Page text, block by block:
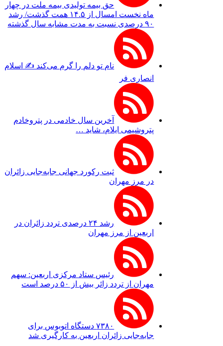
حق بیمه تولیدی بیمه ملت در چهار
ماه نخست امسال از ۱۴.۵ همت گذشت/ رشد
۹۰ درصدی نسبت به مدت مشابه سال گذشته
نام تو دلم را گرم می‌کند ✍️ اسلام
انصاری فر
آخرین سال خادمی در پتروخادم
پتروشیمی ایلام، شاید …
ثبت رکورد جهانی جابه‌جایی زائران
در مرز مهران
رشد ۲۴ درصدی تردد زائران در
اربعین از مرز مهران
رئیس ستاد مرکزی اربعین: سهم
مهران از تردد زائر بیش از ۵۰ درصد است
۷۳۸۰ دستگاه اتوبوس برای
جابه‌جایی زائران اربعین به‌ کارگیری شد